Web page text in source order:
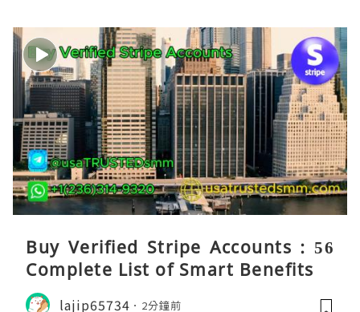
Buy Verified Stripe Accounts : 56
Complete List of Smart Benefits
lajip65734 2分鐘前